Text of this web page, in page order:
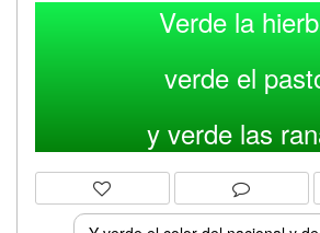
Verde la
verde el
y verde las